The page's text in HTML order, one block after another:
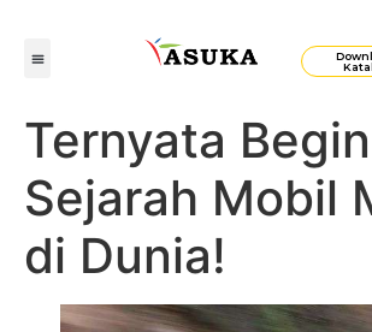
Ternyata
Sejarah Mobil
di Dunia!